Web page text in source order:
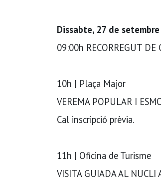
Dissabte, 27 de setembre
09:00h RECORREGUT DE
10h | Plaça Major
VEREMA POPULAR I
Cal inscripció prèvia.
11h | Oficina de Turisme
VISITA GUIADA AL NUCLI